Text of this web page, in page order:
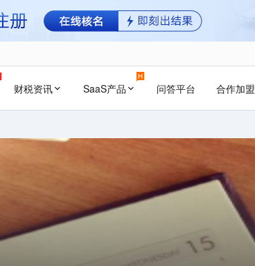
财税资讯 SaaS产品 问答平台 合作加盟